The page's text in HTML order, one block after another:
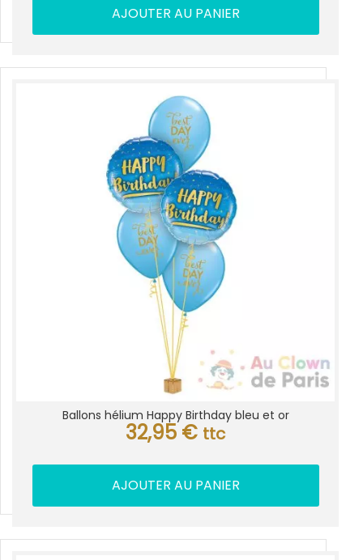
AJOUTER AU PANIER
Ballons hélium Happy Birthday bleu et or
32,95 € ttc
AJOUTER AU PANIER